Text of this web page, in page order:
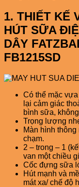
1. THIẾT KẾ
HÚT SỮA
DÂY
FB1215SD
Có thể mặc
lại cảm giác
bình sữa,
Trọng lượng
Màn hình
chạm.
2 – trong – 1
van một chiều
Cốc đựng sữa
Hút mạnh và
mát xa/ chế độ